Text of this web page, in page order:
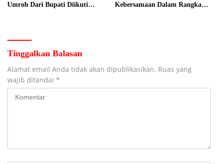
Umroh Dari Bupati Diikuti
Kebersamaan Dalam Rangka
Tinggalkan Balasan
Alamat email Anda tidak akan dipublikasikan. Ruas yang
wajib ditandai *